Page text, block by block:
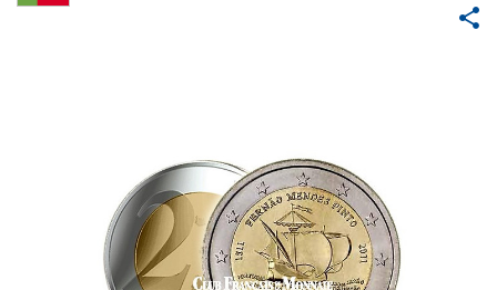
share